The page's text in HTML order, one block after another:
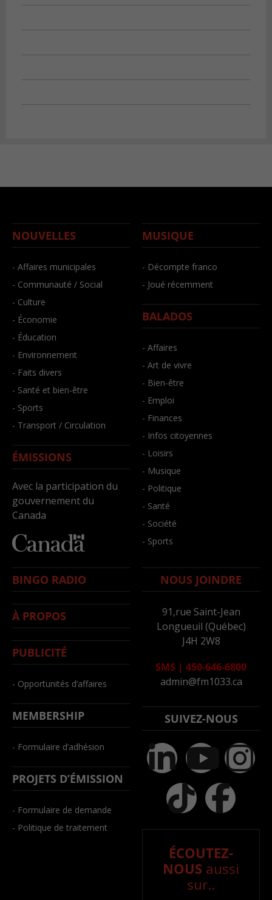
NOUVELLES
- Affaires municipales
- Communauté / Social
- Culture
- Économie
- Éducation
- Environnement
- Faits divers
- Santé et bien-être
- Sports
- Transport / Circulation
ÉMISSIONS
Avec la participation du
gouvernement du
Canada
MUSIQUE
- Décompte franco
- Joué récemment
BALADOS
- Affaires
- Art de vivre
- Bien-être
- Emploi
- Finances
- Infos citoyennes
- Loisirs
- Musique
- Politique
- Santé
- Société
- Sports
BINGO RADIO
À PROPOS
PUBLICITÉ
- Opportunités d’affaires
MEMBERSHIP
- Formulaire d’adhésion
PROJETS D’ÉMISSION
- Formulaire de demande
- Politique de traitement
NOUS JOINDRE
91,rue Saint-Jean
Longueuil (Québec)
J4H 2W8
SMS | 450-646-6800
admin@fm1033.ca
SUIVEZ-NOUS
ÉCOUTEZ-
NOUS aussi
sur..